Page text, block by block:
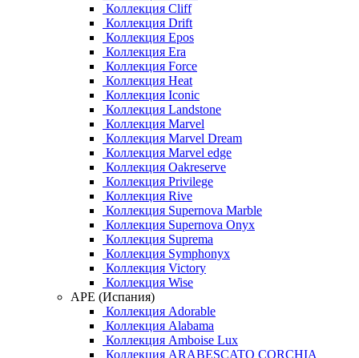
Коллекция Cliff
Коллекция Drift
Коллекция Epos
Коллекция Era
Коллекция Force
Коллекция Heat
Коллекция Iconic
Коллекция Landstone
Коллекция Marvel
Коллекция Marvel Dream
Коллекция Marvel edge
Коллекция Oakreserve
Коллекция Privilege
Коллекция Rive
Коллекция Supernova Marble
Коллекция Supernova Onyx
Коллекция Suprema
Коллекция Symphonyx
Коллекция Victory
Коллекция Wise
APE (Испания)
Коллекция Adorable
Коллекция Alabama
Коллекция Amboise Lux
Коллекция ARABESCATO CORCHIA